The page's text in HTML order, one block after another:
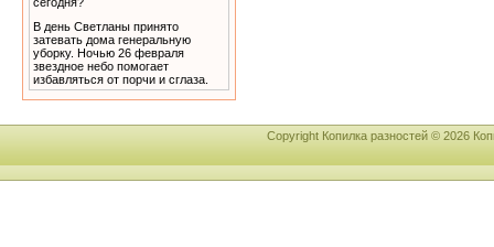
В день Светланы принято
затевать дома генеральную
уборку. Ночью 26 февраля
звездное небо помогает
избавляться от порчи и сглаза.
Copyright Копилка разностей © 2026